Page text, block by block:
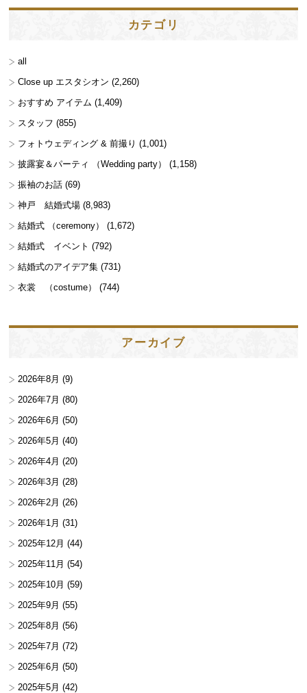
カテゴリ
all
Close up エスタシオン (2,260)
おすすめ アイテム (1,409)
スタッフ (855)
フォトウェディング & 前撮り (1,001)
披露宴＆パーティ （Wedding party）
(1,158)
振袖のお話 (69)
神戸 結婚式場 (8,983)
結婚式 （ceremony）
(1,672)
結婚式 イベント (792)
結婚式のアイデア集 (731)
衣裳 （costume）
(744)
アーカイブ
2026年8月 (9)
2026年7月 (80)
2026年6月 (50)
2026年5月 (40)
2026年4月 (20)
2026年3月 (28)
2026年2月 (26)
2026年1月 (31)
2025年12月 (44)
2025年11月 (54)
2025年10月 (59)
2025年9月 (55)
2025年8月 (56)
2025年7月 (72)
2025年6月 (50)
2025年5月 (42)